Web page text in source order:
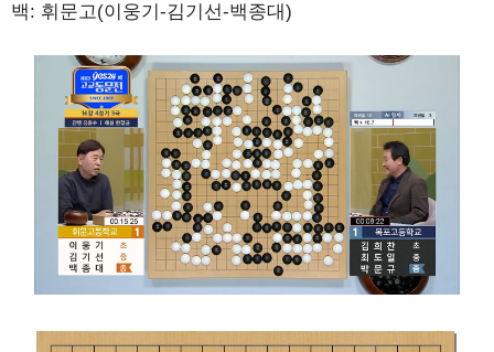
백: 휘문고(이웅기-김기선-백종대)